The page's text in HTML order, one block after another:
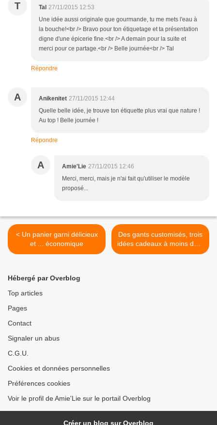
T Tal 27/11/2015 12:53
Une idée aussi originale que gourmande, tu me mets l'eau à
la bouche!<br /> Bravo pour ton étiquetage et ta présentation
digne d'une épicerie fine.<br /> A demain pour la suite et
merci pour ce partage.<br /> Belle journée<br /> Tal
Répondre
A Anikenitet 27/11/2015 12:44
Quelle belle idée, je trouve ton étiquette plus vrai que nature !
Au top ! Belle journée !
Répondre
A Amie'Lie 27/11/2015 12:46
Merci, merci, mais je n'ai fait qu'utiliser le modèle
proposé...
< Un panier garni délicieux
et ... économique
Des gants customisés, trois
idées cadeaux à moins de 1
euro >
Hébergé par Overblog
Top articles
Pages
Contact
Signaler un abus
C.G.U.
Cookies et données personnelles
Préférences cookies
Voir le profil de Amie'Lie sur le portail Overblog
Créer un blog sur Overblog